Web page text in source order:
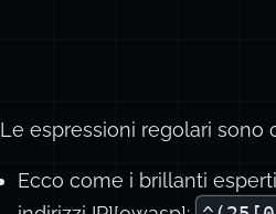
Le espressioni regolari sono
Ecco come i brillanti